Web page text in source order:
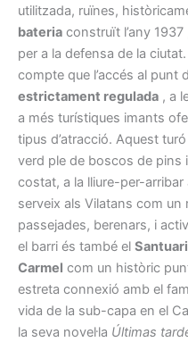
utilitzada, ruïnes,
bateria construït l’any
per a la defensa de la
compte que l’accés al punt
estrictament regulada , a
a més turístiques imants
tipus d’atracció. Aquest
verd ple de boscos de pins
costat, a la lliure-per-arribar
serveix als Vilatans com un
passejades, berenars, i
el barri és també el
Carmel com un històric
estreta connexió amb el
vida de la sub-capa en el
la seva novel·la Últimas